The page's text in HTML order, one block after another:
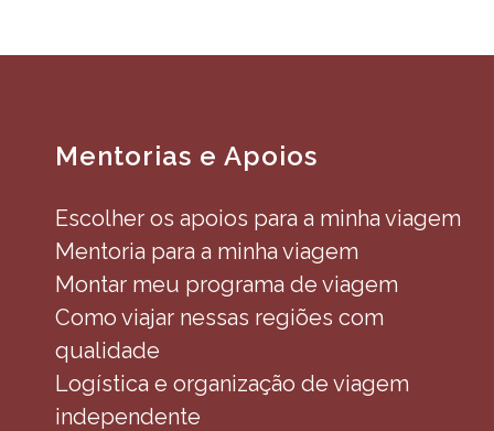
Mentorias e Apoios
Escolher os apoios para a minha viagem
Mentoria para a minha viagem
Montar meu programa de viagem
Como viajar nessas regiões com
qualidade
Logística e organização de viagem
independente